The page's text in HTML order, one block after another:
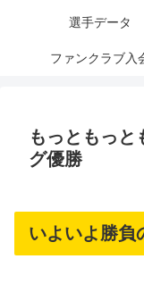
選手データ
ファンクラブ入
もっともっと
グ優勝
いよいよ勝負